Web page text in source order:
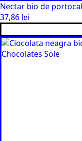
Nectar bio de
37,86 lei